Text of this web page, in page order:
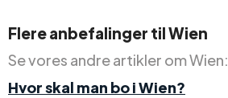
Flere anbefalinger til Wien
Se vores andre artikler om Wien:
Hvor skal man bo i Wien?